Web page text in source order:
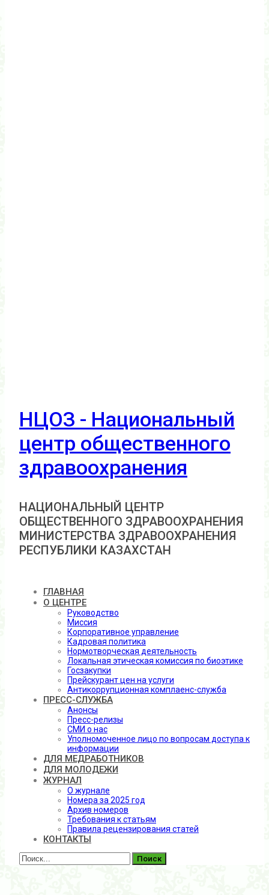
НЦОЗ - Национальный
центр общественного
здравоохранения
НАЦИОНАЛЬНЫЙ ЦЕНТР
ОБЩЕСТВЕННОГО ЗДРАВООХРАНЕНИЯ
МИНИСТЕРСТВА ЗДРАВООХРАНЕНИЯ
РЕСПУБЛИКИ КАЗАХСТАН
ГЛАВНАЯ
О ЦЕНТРЕ
Руководство
Миссия
Корпоративное управление
Кадровая политика
Нормотворческая деятельность
Локальная этическая комиссия по биоэтике
Госзакупки
Прейскурант цен на услуги
Антикоррупционная комплаенс-служба
ПРЕСС-СЛУЖБА
Анонсы
Пресс-релизы
СМИ о нас
Уполномоченное лицо по вопросам доступа к
информации
ДЛЯ МЕДРАБОТНИКОВ
ДЛЯ МОЛОДЕЖИ
ЖУРНАЛ
О журнале
Номера за 2025 год
Архив номеров
Требования к статьям
Правила рецензирования статей
КОНТАКТЫ